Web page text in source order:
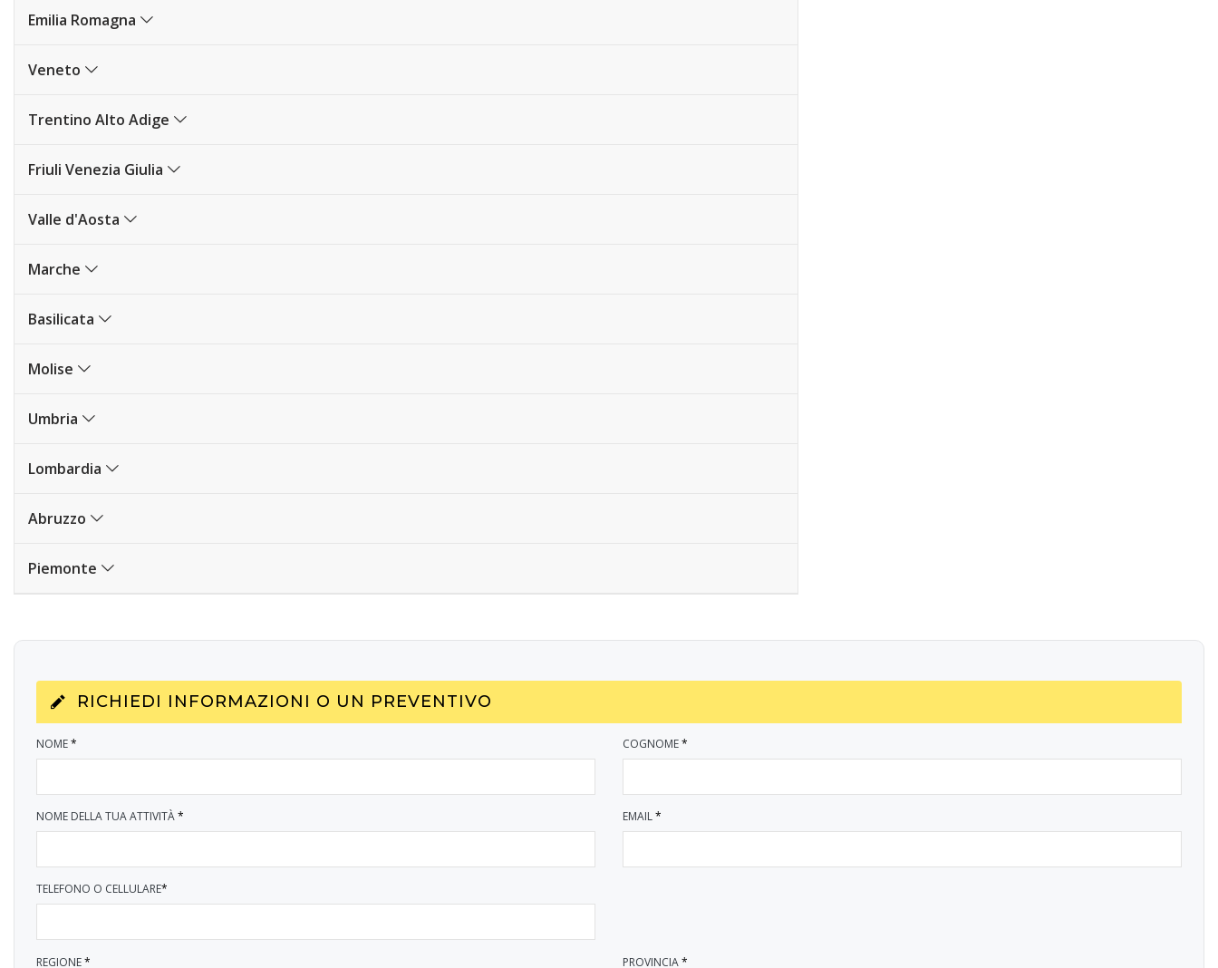
Emilia Romagna
Veneto
Trentino Alto Adige
Friuli Venezia Giulia
Valle d'Aosta
Marche
Basilicata
Molise
Umbria
Lombardia
Abruzzo
Piemonte
RICHIEDI INFORMAZIONI O UN PREVENTIVO
NOME* COGNOME*
NOME DELLA TUA ATTIVITÀ* EMAIL*
TELEFONO O CELLULARE*
REGIONE* PROVINCIA*